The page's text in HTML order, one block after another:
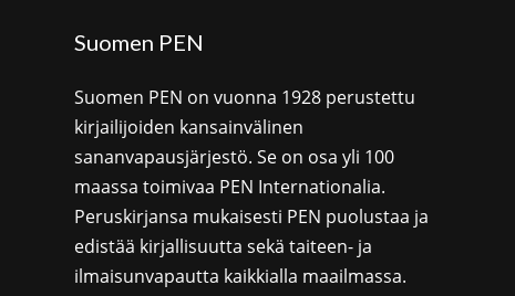
Suomen PEN
Suomen PEN on vuonna 1928 perustettu
kirjailijoiden kansainvälinen
sananvapausjärjestö. Se on osa yli 100
maassa toimivaa PEN Internationalia.
Peruskirjansa mukaisesti PEN puolustaa ja
edistää kirjallisuutta sekä taiteen- ja
ilmaisunvapautta kaikkialla maailmassa.